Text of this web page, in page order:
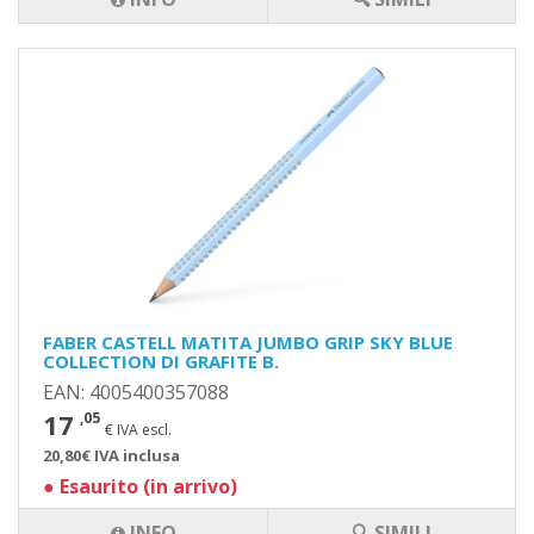
FABER CASTELL MATITA JUMBO GRIP SKY BLUE
COLLECTION DI GRAFITE B.
EAN: 4005400357088
17 ,05
€ IVA escl.
20,80€ IVA inclusa
● Esaurito (in arrivo)